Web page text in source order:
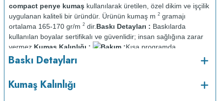
compact penye kumaş kullanılarak üretilen, özel dikim ve işçilik
uygulanan kaliteli bir üründür. Ürünün kumaş m 2 gramajı
ortalama 165-170 gr/m 2 dir. Baskı Detayları : Baskılarda
kullanılan boyalar sertifikalı ve güvenlidir; insan sağlığına zarar
vermez. Kumaş Kalınlığı : Bakım :Kısa programda
maksimum 30 C sıcaklıkta ve tersten yıkanır.
Kurutma makinesinde kurutulmaz. Orta ısıda ve tersten
Baskı Detayları
Kumaş Kalınlığı